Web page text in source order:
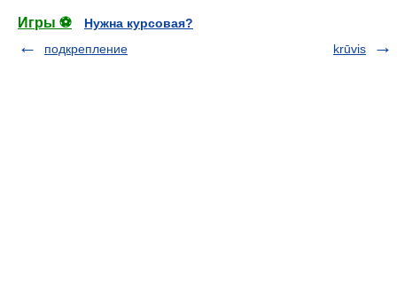
Игры ⚽
Нужна курсовая?
подкрепление
krūvis